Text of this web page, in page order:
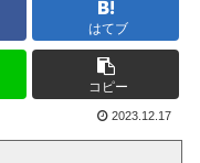
はてブ
コピー
2023.12.17